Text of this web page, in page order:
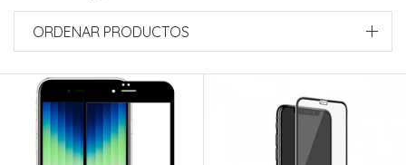
ORDENAR PRODUCTOS